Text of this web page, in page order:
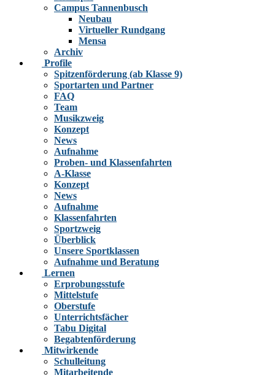
Campus Tannenbusch
Neubau
Virtueller Rundgang
Mensa
Archiv
Profile
Spitzenförderung (ab Klasse 9)
Sportarten und Partner
FAQ
Team
Musikzweig
Konzept
News
Aufnahme
Proben- und Klassenfahrten
A-Klasse
Konzept
News
Aufnahme
Klassenfahrten
Sportzweig
Überblick
Unsere Sportklassen
Aufnahme und Beratung
Lernen
Erprobungsstufe
Mittelstufe
Oberstufe
Unterrichtsfächer
Tabu Digital
Begabtenförderung
Mitwirkende
Schulleitung
Mitarbeitende